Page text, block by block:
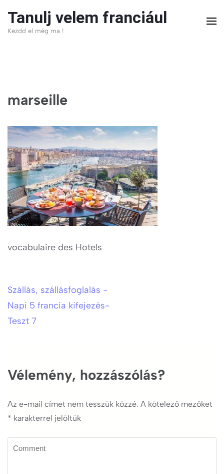
Tanulj velem franciául
Kezdd el még ma !
marseille
vocabulaire des Hotels
Bejegyzés
navigáció
Szállás, szállásfoglalás -
Napi 5 francia kifejezés-
Teszt 7
Vélemény, hozzászólás?
Az e-mail címet nem tesszük közzé. A kötelező mezőket
* karakterrel jelöltük
Comment